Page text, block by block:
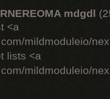
mdgdl
<a
mildmoduleio/
lists <a
mildmoduleio/